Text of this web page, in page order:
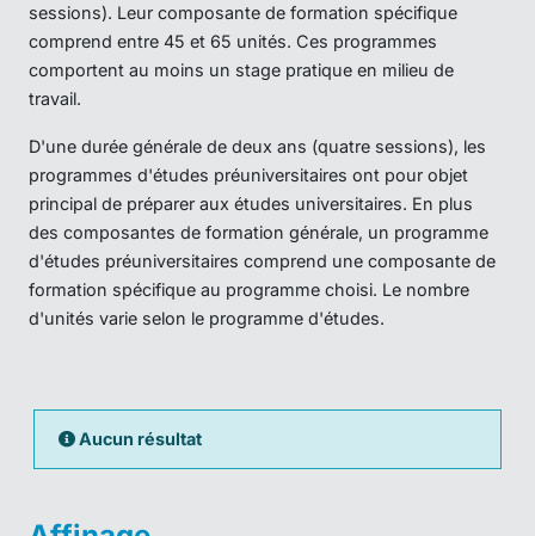
sessions). Leur composante de formation spécifique
comprend entre 45 et 65 unités. Ces programmes
comportent au moins un stage pratique en milieu de
travail.
D'une durée générale de deux ans (quatre sessions), les
programmes d'études préuniversitaires ont pour objet
principal de préparer aux études universitaires. En plus
des composantes de formation générale, un programme
d'études préuniversitaires comprend une composante de
formation spécifique au programme choisi. Le nombre
d'unités varie selon le programme d'études.
Aucun résultat